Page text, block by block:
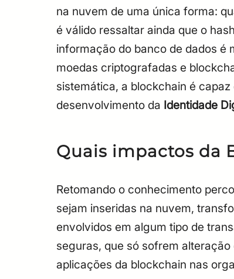
na nuvem de uma única forma:
é válido ressaltar ainda que o
informação do banco de dados é
moedas criptografadas e
sistemática, a blockchain é
desenvolvimento da Identidade
Quais impactos da
Retomando o conhecimento
sejam inseridas na nuvem,
envolvidos em algum tipo de
seguras, que só sofrem
aplicações da blockchain nas